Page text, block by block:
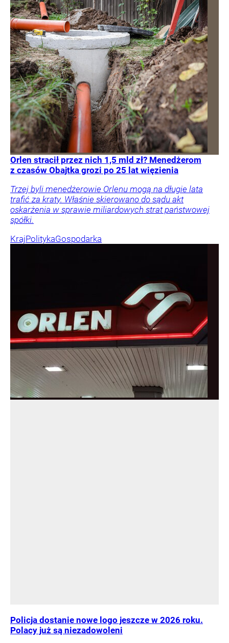
Orlen stracił przez nich 1,5 mld zł? Menedżerom
z czasów Obajtka grozi po 25 lat więzienia
Trzej byli menedżerowie Orlenu mogą na długie lata
trafić za kraty. Właśnie skierowano do sądu akt
oskarżenia w sprawie miliardowych strat państwowej
spółki.
KrajPolitykaGospodarka
Policja dostanie nowe logo jeszcze w 2026 roku.
Polacy już są niezadowoleni